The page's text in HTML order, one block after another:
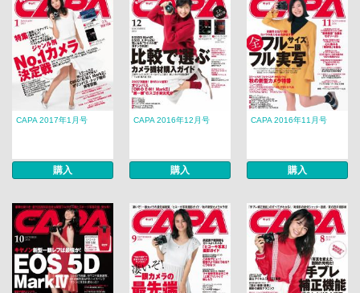
CAPA 2017年1月号
購入
CAPA 2016年12月号
購入
CAPA 2016年11月号
購入